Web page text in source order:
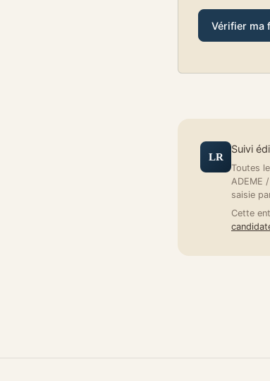
Vérifier ma
LR
Suivi
Toutes
ADEME
saisie
Cette